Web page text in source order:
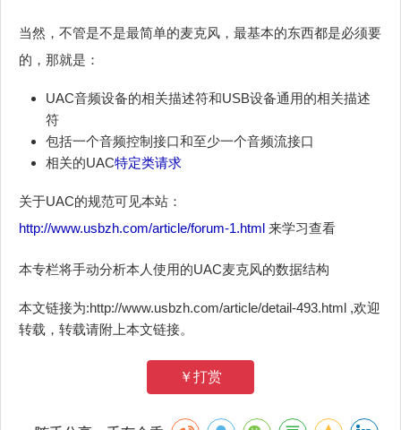
当然，不管是不是最简单的麦克风，最基本的东西都是必须要
的，那就是：
UAC音频设备的相关描述符和USB设备通用的相关描述
符
包括一个音频控制接口和至少一个音频流接口
相关的UAC特定类请求
关于UAC的规范可见本站：
http://www.usbzh.com/article/forum-1.html 来学习查看
本专栏将手动分析本人使用的UAC麦克风的数据结构
本文链接为:http://www.usbzh.com/article/detail-493.html ,欢迎
转载，转载请附上本文链接。
￥打赏